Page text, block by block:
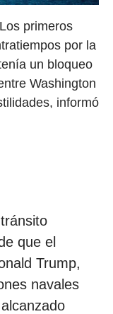
primeros
por la
un bloqueo
Washington
informó
que el
Trump,
navales